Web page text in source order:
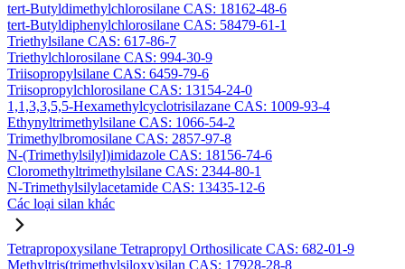
tert-Butyldimethylchlorosilane CAS: 18162-48-6
tert-Butyldiphenylchlorosilane CAS: 58479-61-1
Triethylsilane CAS: 617-86-7
Triethylchlorosilane CAS: 994-30-9
Triisopropylsilane CAS: 6459-79-6
Triisopropylchlorosilane CAS: 13154-24-0
1,1,3,3,5,5-Hexamethylcyclotrisilazane CAS: 1009-93-4
Ethynyltrimethylsilane CAS: 1066-54-2
Trimethylbromosilane CAS: 2857-97-8
N-(Trimethylsilyl)imidazole CAS: 18156-74-6
Cloromethyltrimethylsilane CAS: 2344-80-1
N-Trimethylsilylacetamide CAS: 13435-12-6
Các loại silan khác
Tetrapropoxysilane Tetrapropyl Orthosilicate CAS: 682-01-9
Methyltris(trimethylsiloxy)silan CAS: 17928-28-8